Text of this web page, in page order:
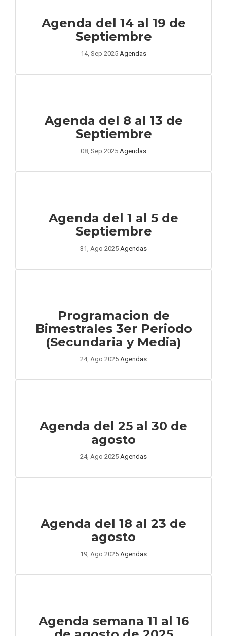
Agenda del 14 al 19 de
Septiembre
14, Sep 2025 Agendas
Agenda del 8 al 13 de
Septiembre
08, Sep 2025 Agendas
Agenda del 1 al 5 de
Septiembre
31, Ago 2025 Agendas
Programacion de
Bimestrales 3er Periodo
(Secundaria y Media)
24, Ago 2025 Agendas
Agenda del 25 al 30 de
agosto
24, Ago 2025 Agendas
Agenda del 18 al 23 de
agosto
19, Ago 2025 Agendas
Agenda semana 11 al 16